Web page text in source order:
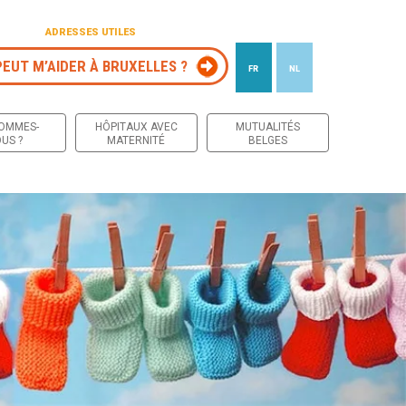
ADRESSES UTILES
M’AIDER À BRUXELLES ? FR NL
?
HÔPITAUX AVEC
MATERNITÉ
MUTUALITÉS
BELGES